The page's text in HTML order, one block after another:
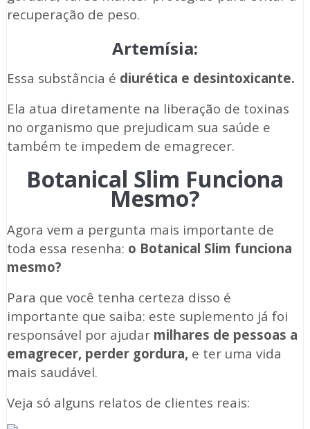
recuperação de peso.
Artemísia:
Essa substância é diurética e desintoxicante.
Ela atua diretamente na liberação de toxinas
no organismo que prejudicam sua saúde e
também te impedem de emagrecer.
Botanical Slim Funciona
Mesmo?
Agora vem a pergunta mais importante de
toda essa resenha: o Botanical Slim funciona
mesmo?
Para que você tenha certeza disso é
importante que saiba: este suplemento já foi
responsável por ajudar milhares de pessoas a
emagrecer, perder gordura, e ter uma vida
mais saudável.
Veja só alguns relatos de clientes reais: